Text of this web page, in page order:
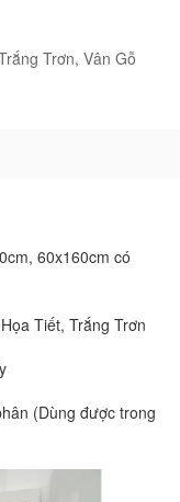
Trơn, Vân Gỗ
60x160cm có
Tiết, Trắng Trơn
(Dùng được trong